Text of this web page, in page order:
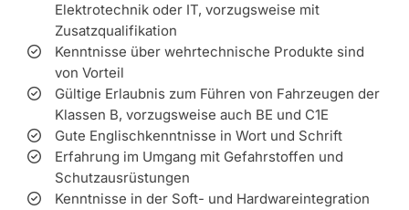
Elektrotechnik oder IT, vorzugsweise mit
Zusatzqualifikation
Kenntnisse über wehrtechnische Produkte sind
von Vorteil
Gültige Erlaubnis zum Führen von Fahrzeugen der
Klassen B, vorzugsweise auch BE und C1E
Gute Englischkenntnisse in Wort und Schrift
Erfahrung im Umgang mit Gefahrstoffen und
Schutzausrüstungen
Kenntnisse in der Soft- und Hardwareintegration